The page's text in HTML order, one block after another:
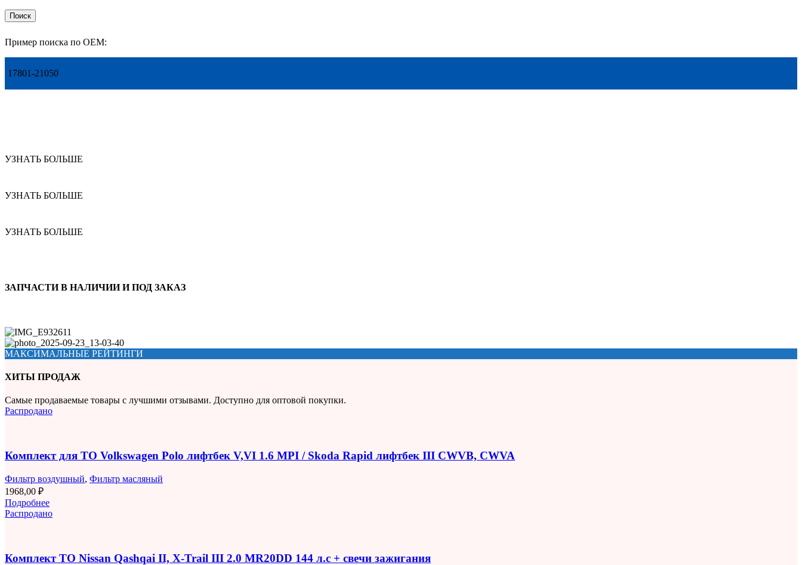
Поиск
Пример поиска по OEM:
17801-21050
УЗНАТЬ БОЛЬШЕ
УЗНАТЬ БОЛЬШЕ
УЗНАТЬ БОЛЬШЕ
ЗАПЧАСТИ В НАЛИЧИИ И ПОД ЗАКАЗ
МАКСИМАЛЬНЫЕ РЕЙТИНГИ
ХИТЫ ПРОДАЖ
Самые продаваемые товары с лучшими отзывами. Доступно для оптовой покупки.
Распродано
Комплект для ТО Volkswagen Polo лифтбек V,VI 1.6 MPI / Skoda Rapid лифтбек III CWVB, CWVA
Фильтр воздушный, Фильтр масляный
1968,00 ₽
Подробнее
Распродано
Комплект ТО Nissan Qashqai II, X-Trail III 2.0 MR20DD 144 л.с + свечи зажигания